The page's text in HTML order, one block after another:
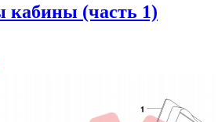
кабины (часть 1)